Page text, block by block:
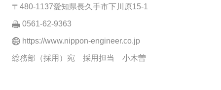
〒480-1137愛知県長久手市下川原15-1
0561-62-9363
https://www.nippon-engineer.co.jp
総務部（採用）宛 採用担当 小木曽